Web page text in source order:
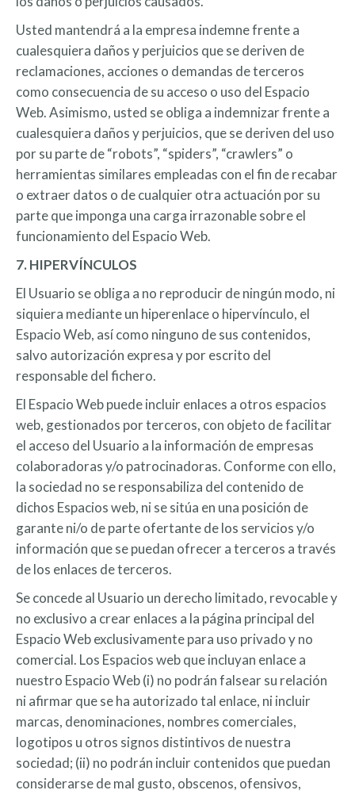
Usted mantendrá a la empresa indemne frente a
cualesquiera daños y perjuicios que se deriven de
reclamaciones, acciones o demandas de terceros
como consecuencia de su acceso o uso del Espacio
Web. Asimismo, usted se obliga a indemnizar frente a
cualesquiera daños y perjuicios, que se deriven del uso
por su parte de “robots”, “spiders”, “crawlers” o
herramientas similares empleadas con el fin de recabar
o extraer datos o de cualquier otra actuación por su
parte que imponga una carga irrazonable sobre el
funcionamiento del Espacio Web.
7. HIPERVÍNCULOS
El Usuario se obliga a no reproducir de ningún modo, ni
siquiera mediante un hiperenlace o hipervínculo, el
Espacio Web, así como ninguno de sus contenidos,
salvo autorización expresa y por escrito del
responsable del fichero.
El Espacio Web puede incluir enlaces a otros espacios
web, gestionados por terceros, con objeto de facilitar
el acceso del Usuario a la información de empresas
colaboradoras y/o patrocinadoras. Conforme con ello,
la sociedad no se responsabiliza del contenido de
dichos Espacios web, ni se sitúa en una posición de
garante ni/o de parte ofertante de los servicios y/o
información que se puedan ofrecer a terceros a través
de los enlaces de terceros.
Se concede al Usuario un derecho limitado, revocable y
no exclusivo a crear enlaces a la página principal del
Espacio Web exclusivamente para uso privado y no
comercial. Los Espacios web que incluyan enlace a
nuestro Espacio Web (i) no podrán falsear su relación
ni afirmar que se ha autorizado tal enlace, ni incluir
marcas, denominaciones, nombres comerciales,
logotipos u otros signos distintivos de nuestra
sociedad; (ii) no podrán incluir contenidos que puedan
considerarse de mal gusto, obscenos, ofensivos,